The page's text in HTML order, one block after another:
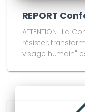
REPORT
ATTENTION : La
résister,
visage humain"